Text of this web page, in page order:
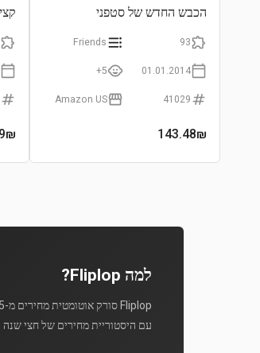
הכבש החדש של סטפני
93
Friends
01.01.2014
5+
41029
Amazon US
143.48₪
₪
למה Fliplop?
Fliplop סורק אוטומטית מחירים מ-25+ חנויות לגו ישראליות מספר פעמים ביום.
עם היסטוריית מחירים של חצי